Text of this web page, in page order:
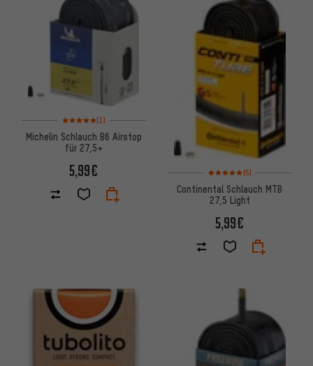
Bewertungen: 5 von 5 basierend auf 1 Bewertungen
(1)
Michelin Schlauch B6 Airstop
für 27,5+
5,99€ Bewertungen: 5 von 5
(5)
Continental Schlauch MTB
27,5 Light
5,99€